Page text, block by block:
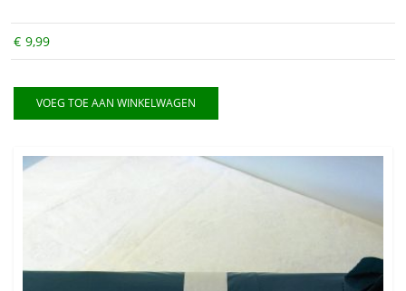
€ 9,99
VOEG TOE AAN WINKELWAGEN